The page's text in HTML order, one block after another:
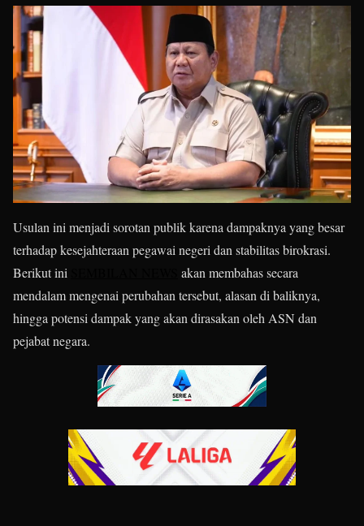
Usulan ini menjadi sorotan publik karena dampaknya yang besar
terhadap kesejahteraan pegawai negeri dan stabilitas birokrasi.
Berikut ini
akan membahas secara
mendalam mengenai perubahan tersebut, alasan di baliknya,
hingga potensi dampak yang akan dirasakan oleh ASN dan
pejabat negara.